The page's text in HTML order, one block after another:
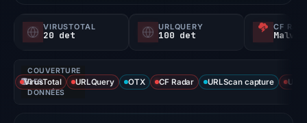
The
on
InterPlanetary
VIRUSTOTAL
20 det
URLQUERY
100 det
CF
COUVERTURE
DES
DONNÉES
VirusTotal URLQuery OTX CF Radar URLScan capture